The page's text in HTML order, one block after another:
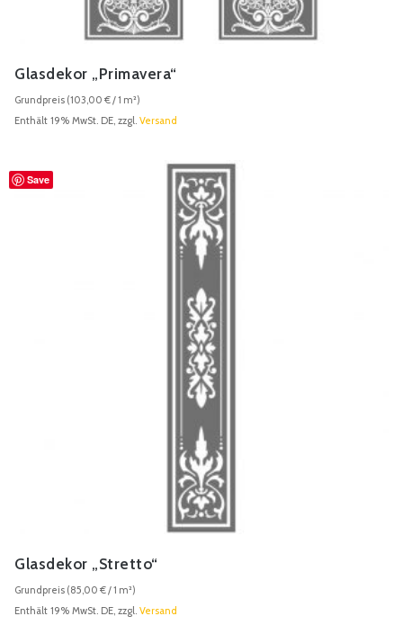
Glasdekor „Primavera“
Grundpreis (103,00 €/ 1 m²)
Enthält 19% MwSt. DE, zzgl. Versand
Save
Glasdekor „Stretto“
Grundpreis (85,00 €/ 1 m²)
Enthält 19% MwSt. DE, zzgl. Versand